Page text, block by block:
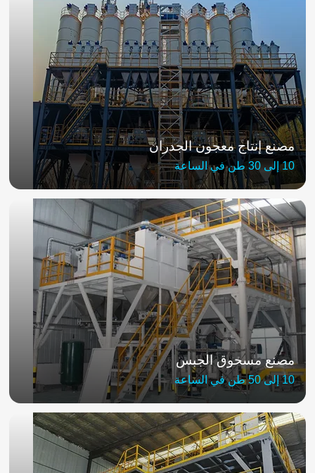
مصنع إنتاج معجون الجدران
10 إلى 30 طن في الساعة
مصنع مسحوق الجبس
10 إلى 50 طن في الساعة